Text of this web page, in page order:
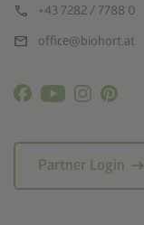
call +43 7282 / 7788 0
mail office@biohort.at
Partner Login arrow_right_alt